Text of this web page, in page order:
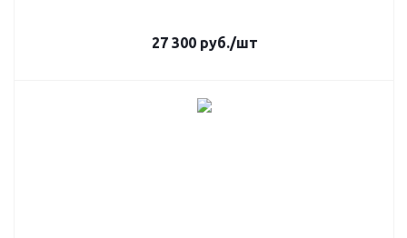
27 300руб./шт